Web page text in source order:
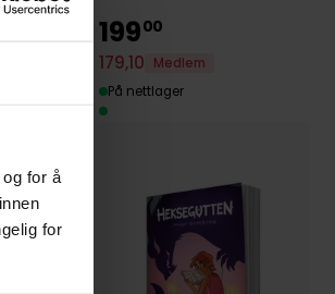
for å
for
19900
179,10
Medlem
På nettlager